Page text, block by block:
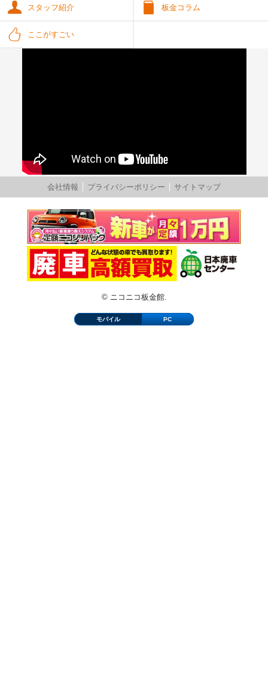
スタッフ紹介 板金コラム
ここがすごい
会社情報 プライバシーポリシー サイトマップ
© ニコニコ板金館.
モバイル PC